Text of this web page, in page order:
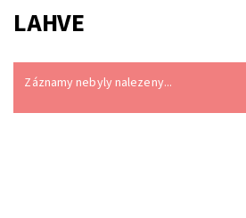
LAHVE
Záznamy nebyly nalezeny...